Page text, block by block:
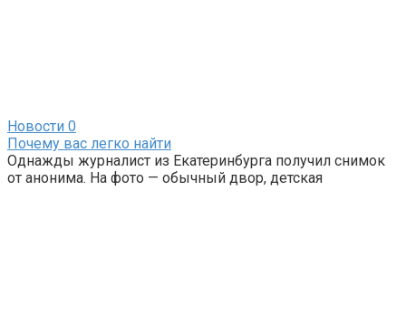
Новости 0
Почему вас легко найти
Однажды журналист из Екатеринбурга получил снимок
от анонима. На фото — обычный двор, детская